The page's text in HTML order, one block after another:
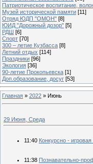
Патриотическое воспитание,
Музей исторической памяти [11]
Отряд ЮДП "ОМОН" [8]
ЮИД "Дорожный дозор" [5]
РДШ [6]
Спорт [70]
300 – летие Кузбасса [8]
Летний отдых [114]
Праздники [96]
Экология [36]
90-летие Прокопьевска [1]
Доп.образование, досуг [53]
Главная » 2022 » Июнь
29 Июня, Среда
11:40 Конкурсно -
11:38 Познавательно-